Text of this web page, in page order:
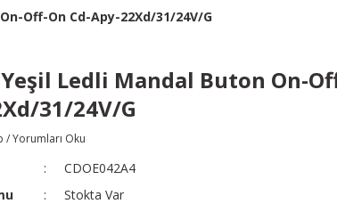
Off-On Cd-Apy-22Xd/31/24V/G
Ledli Mandal Buton On-
31/24V/G
/ Yorumları Oku
CDOE042A4
Stokta Var